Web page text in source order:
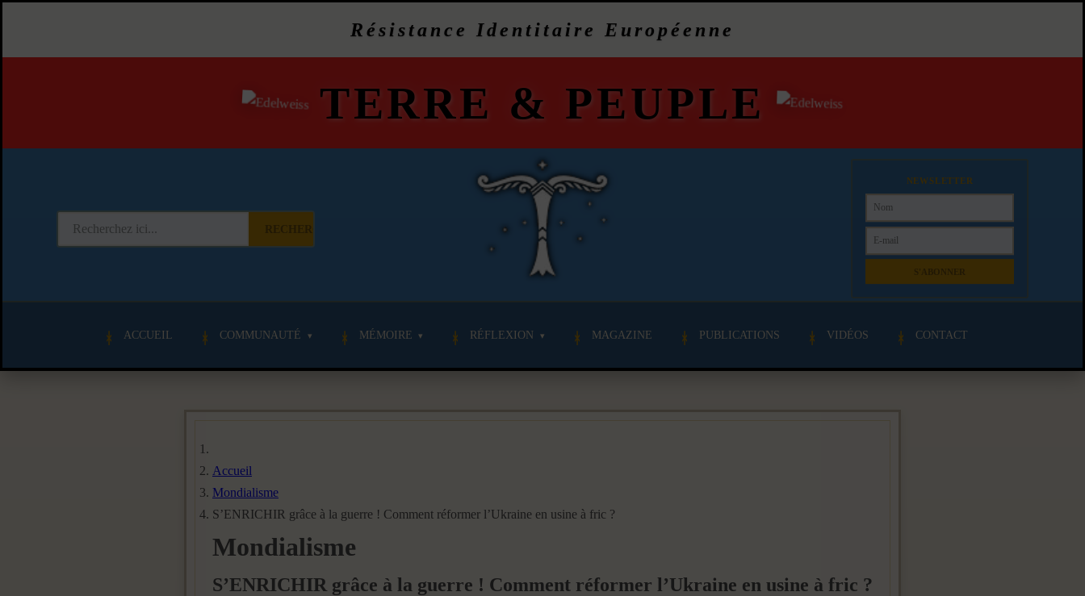
Résistance Identitaire Européenne
TERRE & PEUPLE
NEWSLETTER
ACCUEIL COMMUNAUTÉ MÉMOIRE RÉFLEXION MAGAZINE PUBLICATIONS VIDÉOS CONTACT
Accueil
Mondialisme
S’ENRICHIR grâce à la guerre ! Comment réformer l’Ukraine en usine à fric ?
Mondialisme
S’ENRICHIR grâce à la guerre ! Comment réformer l’Ukraine en usine à fric ?